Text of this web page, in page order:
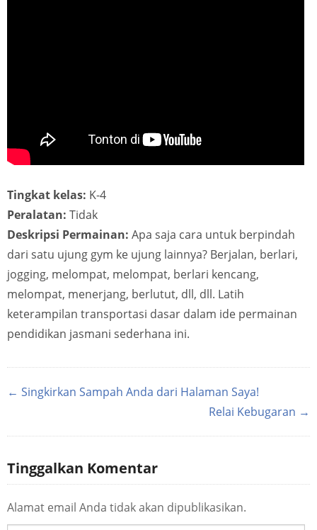
Tingkat kelas: K-4
Peralatan: Tidak
Deskripsi Permainan: Apa saja cara untuk berpindah
dari satu ujung gym ke ujung lainnya? Berjalan, berlari,
jogging, melompat, melompat, berlari kencang,
melompat, menerjang, berlutut, dll, dll. Latih
keterampilan transportasi dasar dalam ide permainan
pendidikan jasmani sederhana ini.
← Singkirkan Sampah Anda dari Halaman Saya!
Relai Kebugaran →
Tinggalkan Komentar
Alamat email Anda tidak akan dipublikasikan.